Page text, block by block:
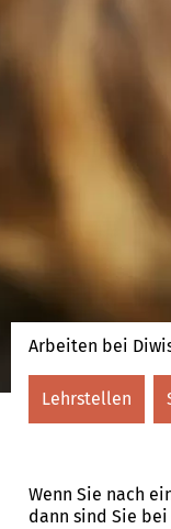
Arbeiten bei
Lehrstellen
Wenn Sie nach
dann sind Sie